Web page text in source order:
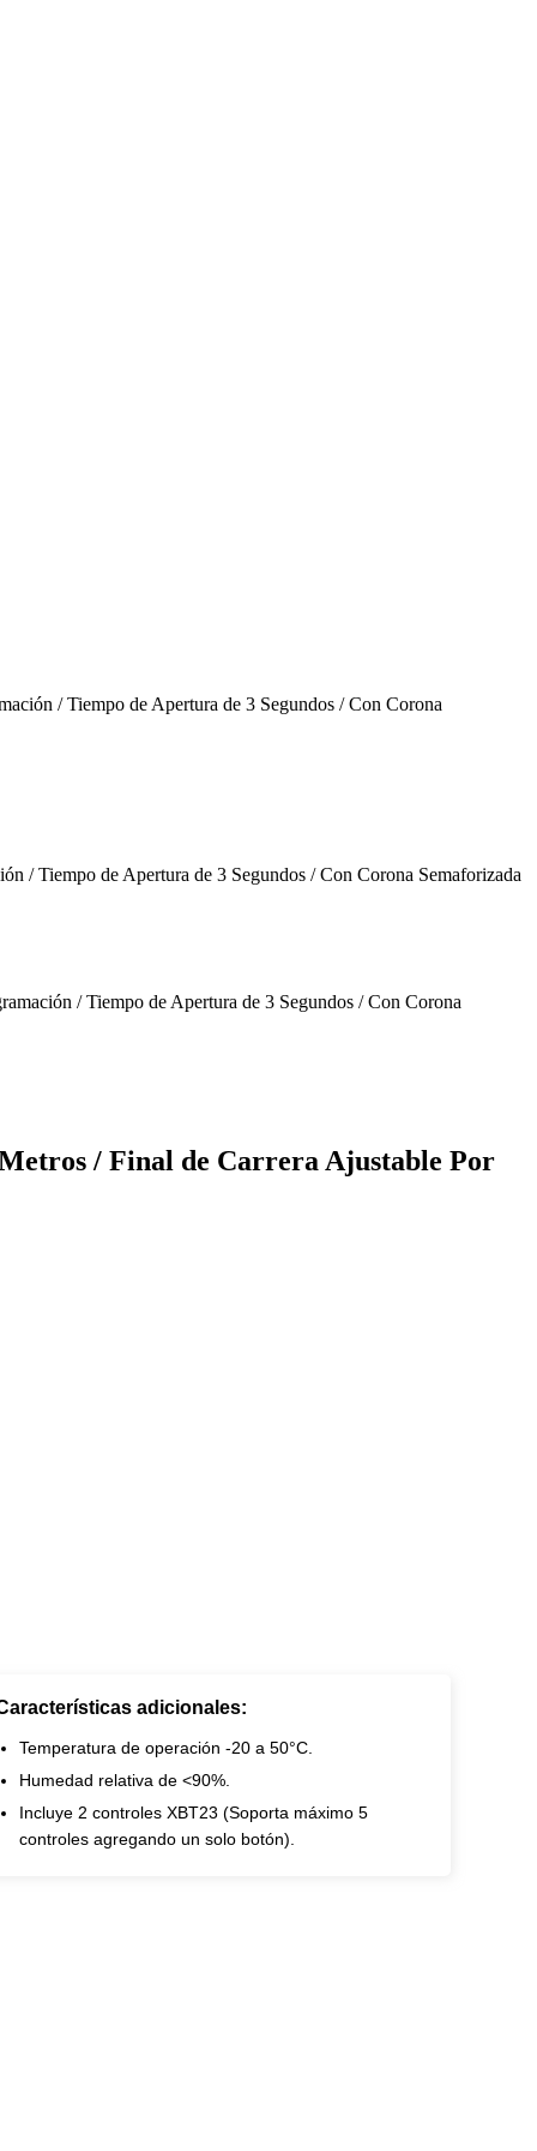
/ Tiempo de Apertura de 3 Segundos / Con Corona
/ Final de Carrera Ajustable Por
adicionales:
Temperatura de operación -20 a 50°C.
Humedad relativa de <90%.
Incluye 2 controles XBT23 (Soporta máximo 5
controles agregando un solo botón).